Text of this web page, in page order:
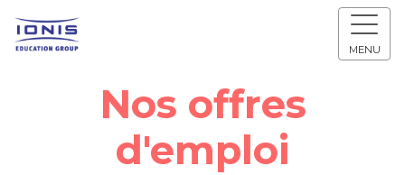
MENU
Nos offres
d'emploi